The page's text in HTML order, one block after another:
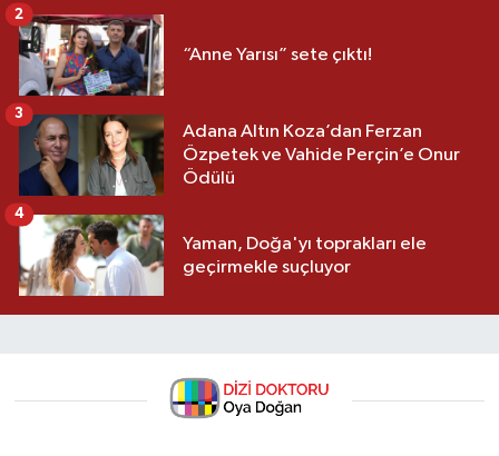
“Anne Yarısı” sete çıktı!
2
Adana Altın Koza’dan Ferzan
Özpetek ve Vahide Perçin’e Onur
Ödülü
3
Yaman, Doğa'yı toprakları ele
geçirmekle suçluyor
4